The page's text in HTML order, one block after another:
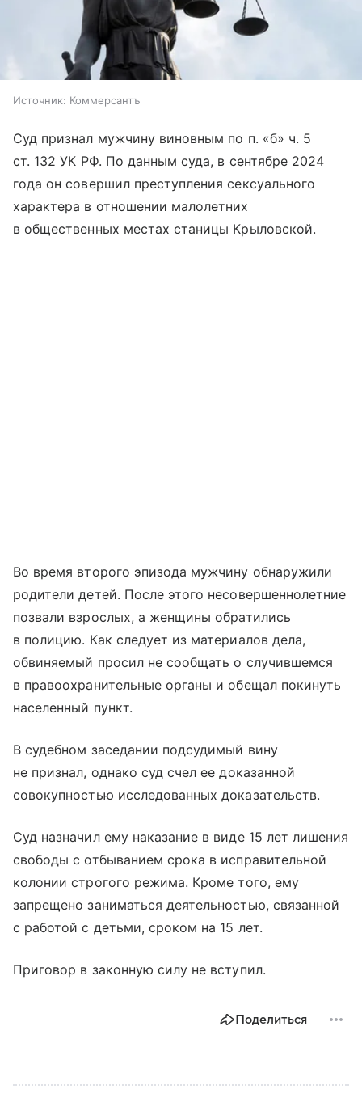
Источник: Коммерсантъ
Суд признал мужчину виновным по п. «б» ч. 5
ст. 132 УК РФ. По данным суда, в сентябре 2024
года он совершил преступления сексуального
характера в отношении малолетних
в общественных местах станицы Крыловской.
Во время второго эпизода мужчину обнаружили
родители детей. После этого несовершеннолетние
позвали взрослых, а женщины обратились
в полицию. Как следует из материалов дела,
обвиняемый просил не сообщать о случившемся
в правоохранительные органы и обещал покинуть
населенный пункт.
В судебном заседании подсудимый вину
не признал, однако суд счел ее доказанной
совокупностью исследованных доказательств.
Суд назначил ему наказание в виде 15 лет лишения
свободы с отбыванием срока в исправительной
колонии строгого режима. Кроме того, ему
запрещено заниматься деятельностью, связанной
с работой с детьми, сроком на 15 лет.
Приговор в законную силу не вступил.
Поделиться